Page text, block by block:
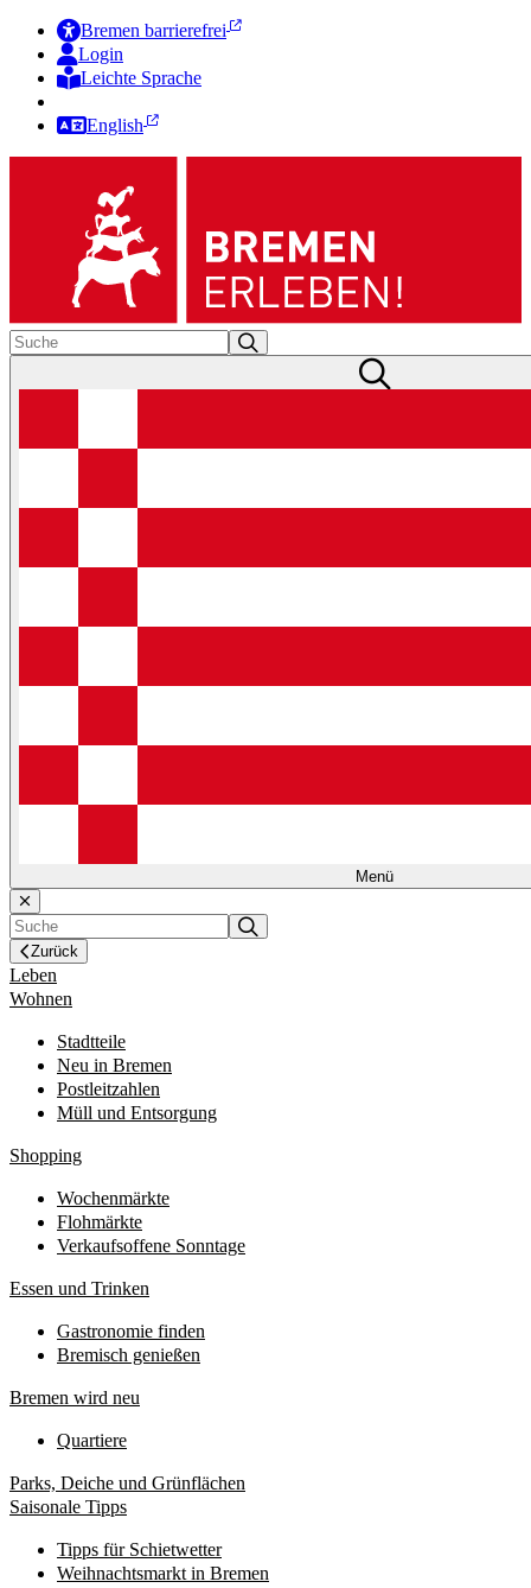
Bremen barrierefrei
Login
Leichte Sprache
English
Menü
Zurück
Leben
Wohnen
Stadtteile
Neu in Bremen
Postleitzahlen
Müll und Entsorgung
Shopping
Wochenmärkte
Flohmärkte
Verkaufsoffene Sonntage
Essen und Trinken
Gastronomie finden
Bremisch genießen
Bremen wird neu
Quartiere
Parks, Deiche und Grünflächen
Saisonale Tipps
Tipps für Schietwetter
Weihnachtsmarkt in Bremen